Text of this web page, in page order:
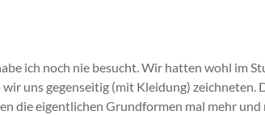
ich noch nie besucht. Wir hatten wohl im
uns gegenseitig (mit Kleidung) zeichneten.
die eigentlichen Grundformen mal mehr und